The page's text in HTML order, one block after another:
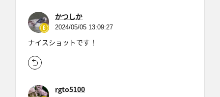
かつしか
2024/05/05 13:09:27
ナイスショットです！
rgto5100